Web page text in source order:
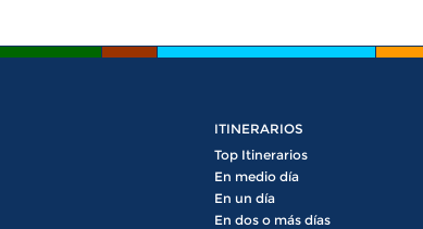
ITINERARIOS
Top Itinerarios
En medio día
En un día
En dos o más días